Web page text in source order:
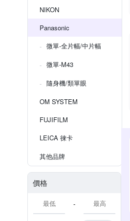
NIKON
Panasonic
微單-全片幅/中片幅
微單-M43
隨身機/類單眼
OM SYSTEM
FUJIFILM
LEICA 徠卡
其他品牌
價格
-